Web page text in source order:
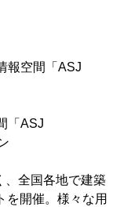
報空間「ASJ
「ASJ
、全国各地で建築
を開催。様々な用